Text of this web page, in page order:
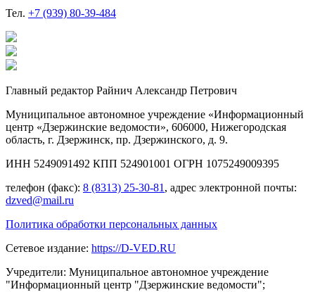
Тел. +7 (939) 80-39-484
Главный редактор Райнич Александр Петрович
Муниципальное автономное учреждение «Информационный
центр «Дзержинские ведомости», 606000, Нижегородская
область, г. Дзержинск, пр. Дзержинского, д. 9.
ИНН 5249091492 КПП 524901001 ОГРН 1075249009395
телефон (факс): 8 (8313) 25-30-81 , адрес электронной почты:
dzved@mail.ru
Политика обработки персональных данных
Сетевое издание: https://D-VED.RU
Учредители: Муниципальное автономное учреждение
"Информационный центр "Дзержинские ведомости";